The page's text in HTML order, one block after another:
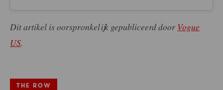
Dit artikel is oorspronkelijk gepubliceerd door Vogue
US.
THE ROW